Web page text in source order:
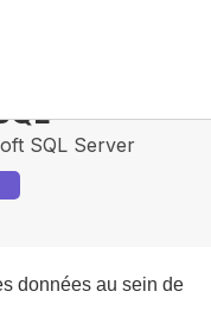
SQL Server
données au sein de